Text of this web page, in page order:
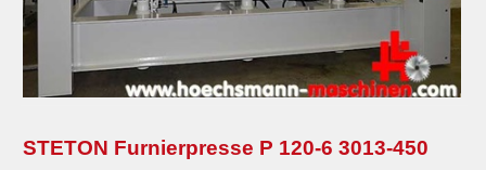
STETON Furnierpresse P 120-6 3013-450